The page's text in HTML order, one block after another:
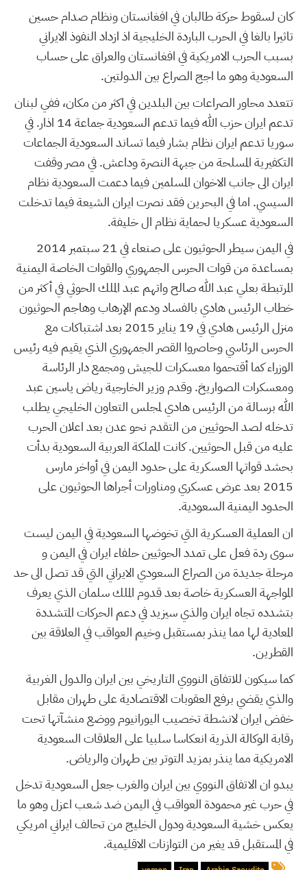
كان لسقوط حركة طالبان في افغانستان ونظام صدام حسين
تاثيرا بالغا في الحرب الباردة الخليجية اذ ازداد النفوذ الايراني
بسبب الحرب الامريكية في افغانستان والعراق على حساب
السعودية وهو ما اجج الصراع بين الدولتين.
تتعدد محاور الصراعات بين البلدين في اكثر من مكان، ففي لبنان
تدعم ايران حزب الله فيما تدعم السعودية جماعة 14 اذار. في
سوريا تدعم ايران نظام بشار فيما تساند السعودية الجماعات
التكفيرية المسلحة من جبهة النصرة وداعش. في مصر وقفت
ايران الى جانب الاخوان المسلمين فيما دعمت السعودية نظام
السيسي. اما في البحرين فقد نصرت ايران الشيعة فيما تدخلت
السعودية عسكريا لحماية نظام ال خليفة.
في اليمن سيطر الحوثيون على صنعاء في 21 سبتمبر 2014
بمساعدة من قوات الحرس الجمهوري والقوات الخاصة اليمنية
المرتبطة بعلي عبد الله صالح واتهم عبد الملك الحوثي في أكثر من
خطاب الرئيس هادي بالفساد ودعم الإرهاب وهاجم الحوثيون
منزل الرئيس هادي في 19 يناير 2015 بعد اشتباكات مع
الحرس الرئاسي وحاصروا القصر الجمهوري الذي يقيم فيه رئيس
الوزراء كما أقتحموا معسكرات للجيش ومجمع دار الرئاسة
ومعسكرات الصواريخ. وقدم وزير الخارجية رياض ياسين عبد
الله برسالة من الرئيس هادي لمجلس التعاون الخليجي يطلب
تدخله لصد الحوثيين من التقدم نحو عدن بعد اعلان الحرب
عليه من قبل الحوثيين. كانت المملكة العربية السعودية بدأت
بحشد قواتها العسكرية على حدود اليمن في أواخر مارس
2015 بعد عرض عسكري ومناورات أجراها الحوثيون على
الحدود اليمنية السعودية.
ان العملية العسكرية التي تخوضها السعودية في اليمن ليست
سوى ردة فعل على تمدد الحوثيين حلفاء ايران في اليمن و
مرحلة جديدة من الصراع السعودي الايراني التي قد تصل الى حد
المواجهة العسكرية خاصة بعد قدوم الملك سلمان الذي يعرف
بتشدده تجاه ايران والذي سيزيد في دعم الحركات المتشددة
المعادية لها مما ينذر بمستقبل وخيم العواقب في العلاقة بين
القطرين.
كما سيكون للاتفاق النووي التاريخي بين ايران والدول الغربية
والذي يقضي برفع العقوبات الاقتصادية على طهران مقابل
خفض ايران لانشطة تخصيب اليورانيوم ووضع منشآتها تحت
رقابة الوكالة الذرية انعكاسا سلبيا على العلاقات السعودية
الامريكية مما ينذر بمزيد التوتر بين طهران والرياض.
يبدو ان الاتفاق النووي بين ايران والغرب جعل السعودية تدخل
في حرب غير محمودة العواقب في اليمن ضد شعب اعزل وهو ما
يعكس خشية السعودية ودول الخليج من تحالف ايراني امريكي
في المستقبل قد يغير من التوازنات الاقليمية.